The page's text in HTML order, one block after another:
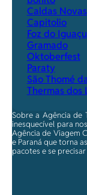
Caldas Novas
Capitolio
Foz do Iguaçu
Gramado
Oktoberfest
Paraty
São Thomé
Thermas dos
Sobre a Agência de
inesquecível para
Agência de Viagem
e Paraná que torna
pacotes e se